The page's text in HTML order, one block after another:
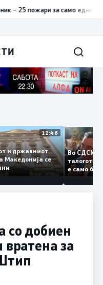
25 пожари за само едно
12:46
и државниот
на Македонија се
Во
е само
копија
Заев
со добиен
за